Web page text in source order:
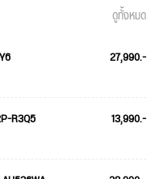
ดูทั้งหมด
27,990.-
R3Q5 13,990.-